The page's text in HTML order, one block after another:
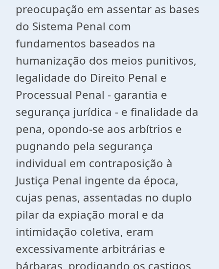
preocupação em assentar as bases
do Sistema Penal com
fundamentos baseados na
humanização dos meios punitivos,
legalidade do Direito Penal e
Processual Penal - garantia e
segurança jurídica - e finalidade da
pena, opondo-se aos arbítrios e
pugnando pela segurança
individual em contraposição à
Justiça Penal ingente da época,
cujas penas, assentadas no duplo
pilar da expiação moral e da
intimidação coletiva, eram
excessivamente arbitrárias e
bárbaras, prodigando os castigos